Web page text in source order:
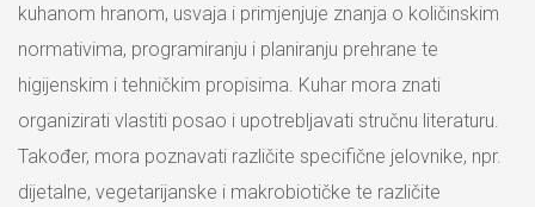
kuhanom hranom, usvaja i primjenjuje znanja o količinskim
normativima, programiranju i planiranju prehrane te
higijenskim i tehničkim propisima. Kuhar mora znati
organizirati vlastiti posao i upotrebljavati stručnu literaturu.
Također, mora poznavati različite specifične jelovnike, npr.
dijetalne, vegetarijanske i makrobiotičke te različite